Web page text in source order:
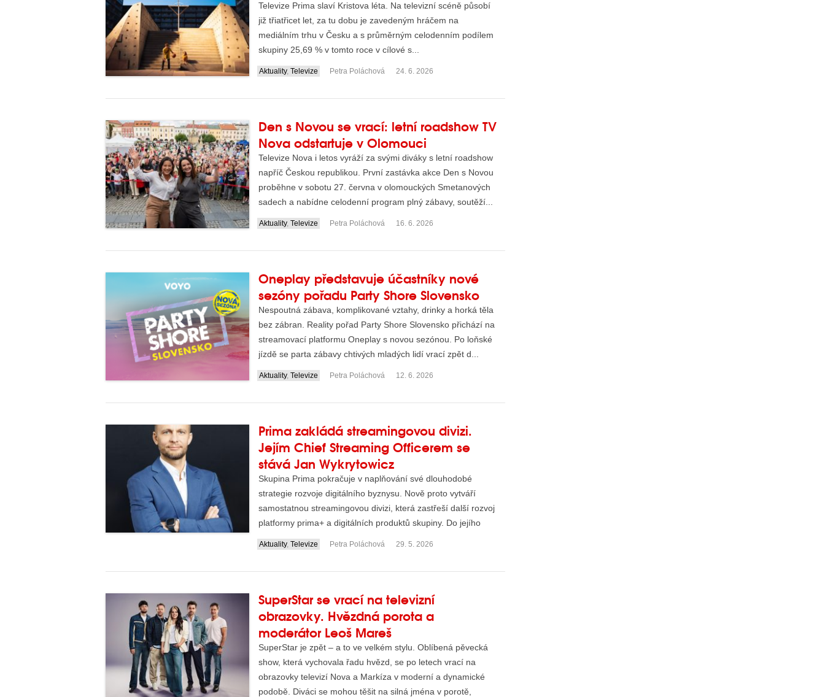
Televize Prima slaví Kristova léta. Na televizní scéně působí
již třiatřicet let, za tu dobu je zavedeným hráčem na
mediálním trhu v Česku a s průměrným celodenním podílem
skupiny 25,69 % v tomto roce v cílové s...
Aktuality,Televize Petra Poláchová 24. 6. 2026
Den s Novou se vrací: letní roadshow TV
Nova odstartuje v Olomouci
Televize Nova i letos vyráží za svými diváky s letní roadshow
napříč Českou republikou. První zastávka akce Den s Novou
proběhne v sobotu 27. června v olomouckých Smetanových
sadech a nabídne celodenní program plný zábavy, soutěží...
Aktuality,Televize Petra Poláchová 16. 6. 2026
Oneplay představuje účastníky nové
sezóny pořadu Party Shore Slovensko
Nespoutná zábava, komplikované vztahy, drinky a horká těla
bez zábran. Reality pořad Party Shore Slovensko přichází na
streamovací platformu Oneplay s novou sezónou. Po loňské
jízdě se parta zábavy chtivých mladých lidí vrací zpět d...
Aktuality,Televize Petra Poláchová 12. 6. 2026
Prima zakládá streamingovou divizi.
Jejím Chief Streaming Officerem se
stává Jan Wykrytowicz
Skupina Prima pokračuje v naplňování své dlouhodobé
strategie rozvoje digitálního byznysu. Nově proto vytváří
samostatnou streamingovou divizi, která zastřeší další rozvoj
platformy prima+ a digitálních produktů skupiny. Do jejího
�...
Aktuality,Televize Petra Poláchová 29. 5. 2026
SuperStar se vrací na televizní
obrazovky. Hvězdná porota a
moderátor Leoš Mareš
SuperStar je zpět – a to ve velkém stylu. Oblíbená pěvecká
show, která vychovala řadu hvězd, se po letech vrací na
obrazovky televizí Nova a Markíza v moderní a dynamické
podobě. Diváci se mohou těšit na silná jména v porotě,